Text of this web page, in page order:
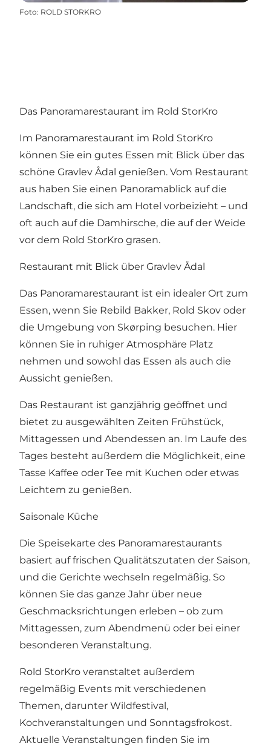
Foto: ROLD STORKRO
Das Panoramarestaurant im Rold StorKro
Im Panoramarestaurant im Rold StorKro
können Sie ein gutes Essen mit Blick über das
schöne Gravlev Ådal genießen. Vom Restaurant
aus haben Sie einen Panoramablick auf die
Landschaft, die sich am Hotel vorbeizieht – und
oft auch auf die Damhirsche, die auf der Weide
vor dem Rold StorKro grasen.
Restaurant mit Blick über Gravlev Ådal
Das Panoramarestaurant ist ein idealer Ort zum
Essen, wenn Sie Rebild Bakker, Rold Skov oder
die Umgebung von Skørping besuchen. Hier
können Sie in ruhiger Atmosphäre Platz
nehmen und sowohl das Essen als auch die
Aussicht genießen.
Das Restaurant ist ganzjährig geöffnet und
bietet zu ausgewählten Zeiten Frühstück,
Mittagessen und Abendessen an. Im Laufe des
Tages besteht außerdem die Möglichkeit, eine
Tasse Kaffee oder Tee mit Kuchen oder etwas
Leichtem zu genießen.
Saisonale Küche
Die Speisekarte des Panoramarestaurants
basiert auf frischen Qualitätszutaten der Saison,
und die Gerichte wechseln regelmäßig. So
können Sie das ganze Jahr über neue
Geschmacksrichtungen erleben – ob zum
Mittagessen, zum Abendmenü oder bei einer
besonderen Veranstaltung.
Rold StorKro veranstaltet außerdem
regelmäßig Events mit verschiedenen
Themen, darunter Wildfestival,
Kochveranstaltungen und Sonntagsfrokost.
Aktuelle Veranstaltungen finden Sie im